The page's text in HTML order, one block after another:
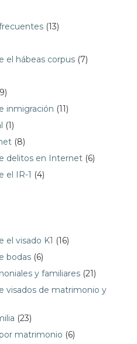
(13)
el hábeas corpus (7)
inmigración (11)
(1)
(8)
delitos en Internet (6)
el IR-1 (4)
el visado K1 (16)
bodas (6)
y familiares (21)
visados de matrimonio y
(23)
matrimonio (6)